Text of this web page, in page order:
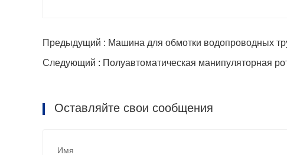
Предыдущий : Машина для обмотки водопроводных
Следующий : Полуавтоматическая манипуляторная
Оставляйте свои сообщения
Имя